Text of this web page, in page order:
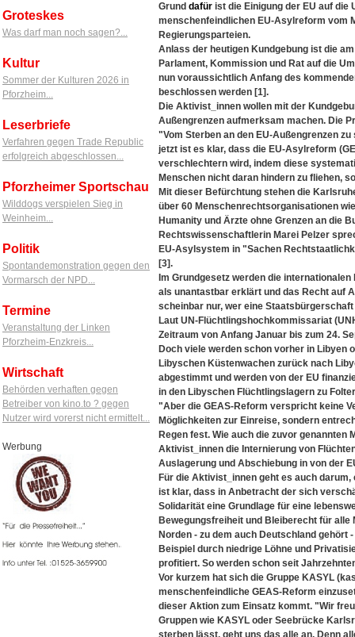
Groteskes
Was darf man noch sagen?...
Kultur
Sommer der Kulturen 2026 in
Pforzheim...
Leserbriefe
Verfahren gegen Trade Republic
erfolgreich abgeschlossen...
Pforzheimer Sportschau
Wilddogs verspielen Sieg in
Weinheim...
Politik
Spontandemonstration gegen den
Vormarsch der NPD...
Termine
Veranstaltung der Linken
Pforzheim-Enzkreis...
Wirtschaft
Behörden verhaften gegen
Betreiber von kino.to ? gegen
Nutzer wird vorerst nicht ermittelt...
Werbung
Grund dafür ist die Einigung der EU auf die
menschenfeindlichen EU-Asylreform vom
Regierungsparteien.
Anlass der heutigen Kundgebung ist die
Parlament, Kommission und Rat auf die
nun voraussichtlich Anfang des
beschlossen werden [1].
Die Aktivist_innen wollen mit der
Außengrenzen aufmerksam machen. Die
"Vom Sterben an den EU-Außengrenzen
jetzt ist es klar, dass die EU-Asylreform
verschlechtern wird, indem diese
Menschen nicht daran hindern zu fliehen,
Mit dieser Befürchtung stehen die
über 60 Menschenrechtsorganisationen
Humanity und Ärzte ohne Grenzen an die
Rechtswissenschaftlerin Marei Pelzer
EU-Asylsystem in "Sachen
[3].
Im Grundgesetz werden die
als unantastbar erklärt und das Recht auf
scheinbar nur, wer eine
Laut UN-Flüchtlingshochkommissariat
Zeitraum von Anfang Januar bis zum 24.
Doch viele werden schon vorher in Libyen
Libyschen Küstenwachen zurück nach
abgestimmt und werden von der EU
in den Libyschen Flüchtlingslagern zu
"Aber die GEAS-Reform verspricht keine
Möglichkeiten zur Einreise, sondern
Regen fest. Wie auch die zuvor
Aktivist_innen die Internierung von
Auslagerung und Abschiebung in von der
Für die Aktivist_innen geht es auch
ist klar, dass in Anbetracht der sich
Solidarität eine Grundlage für eine
Bewegungsfreiheit und Bleiberecht für
Norden - zu dem auch Deutschland gehört
Beispiel durch niedrige Löhne und
profitiert. So werden schon seit
Vor kurzem hat sich die Gruppe KASYL
menschenfeindliche GEAS-Reform
dieser Aktion zum Einsatz kommt. "Wir
Gruppen wie KASYL oder Seebrücke
sterben lässt, geht uns das alle an. Denn